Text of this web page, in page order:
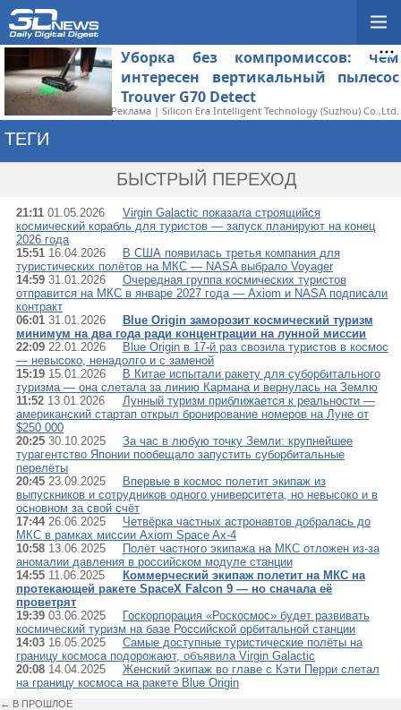
Уборка без компромиссов: чем
интересен вертикальный пылесос
Trouver G70 Detect
Реклама | Silicon Era Intelligent Technology (Suzhou) Co.,Ltd.
ТЕГИ
БЫСТРЫЙ ПЕРЕХОД
21:11 01.05.2026
Virgin Galactic показала строящийся
космический корабль для туристов — запуск планируют на конец
2026 года
15:51 16.04.2026
В США появилась третья компания для
туристических полётов на МКС — NASA выбрало Voyager
14:59 31.01.2026
Очередная группа космических туристов
отправится на МКС в январе 2027 года — Axiom и NASA подписали
контракт
06:01 31.01.2026
Blue Origin заморозит космический туризм
минимум на два года ради концентрации на лунной миссии
22:09 22.01.2026
Blue Origin в 17-й раз свозила туристов в космос
— невысоко, ненадолго и с заменой
15:19 15.01.2026
В Китае испытали ракету для суборбитального
туризма — она слетала за линию Кармана и вернулась на Землю
11:52 13.01.2026
Лунный туризм приближается к реальности —
американский стартап открыл бронирование номеров на Луне от
$250 000
20:25 30.10.2025
За час в любую точку Земли: крупнейшее
турагентство Японии пообещало запустить суборбитальные
перелёты
20:45 23.09.2025
Впервые в космос полетит экипаж из
выпускников и сотрудников одного университета, но невысоко и в
основном за свой счёт
17:4426.06.2025
Четвёрка частных астронавтов добралась до
МКС в рамках миссии Axiom Space Ax-4
10:58 13.06.2025
Полёт частного экипажа на МКС отложен из-за
аномалии давления в российском модуле станции
14:55 11.06.2025
Коммерческий экипаж полетит на МКС на
протекающей ракете SpaceX Falcon 9 — но сначала её
проветрят
19:39 03.06.2025
Госкорпорация «Роскосмос» будет развивать
космический туризм на базе Российской орбитальной станции
14:03 16.05.2025
Самые доступные туристические полёты на
границу космоса подорожают, объявила Virgin Galactic
20:08 14.04.2025
Женский экипаж во главе с Кэти Перри слетал
на границу космоса на ракете Blue Origin
← В ПРОШЛОЕ